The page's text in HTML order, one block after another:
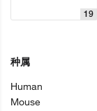
19
种属
Human
Mouse